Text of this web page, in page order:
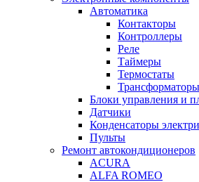
Автоматика
Контакторы
Контроллеры
Реле
Таймеры
Термостаты
Трансформаторы
Блоки управления и
Датчики
Конденсаторы
Пульты
Ремонт автокондиционеров
ACURA
ALFA ROMEO